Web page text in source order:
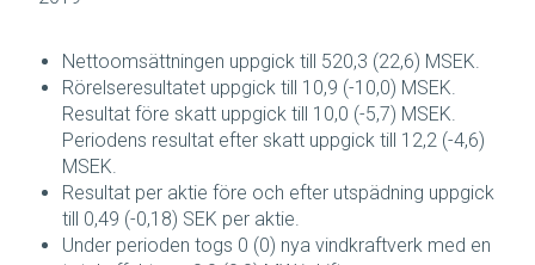
Nettoomsättningen uppgick till 520,3 (22,6) MSEK.
Rörelseresultatet uppgick till 10,9 (-10,0) MSEK.
Resultat före skatt uppgick till 10,0 (-5,7) MSEK.
Periodens resultat efter skatt uppgick till 12,2 (-4,6)
MSEK.
Resultat per aktie före och efter utspädning uppgick
till 0,49 (-0,18) SEK per aktie.
Under perioden togs 0 (0) nya vindkraftverk med en